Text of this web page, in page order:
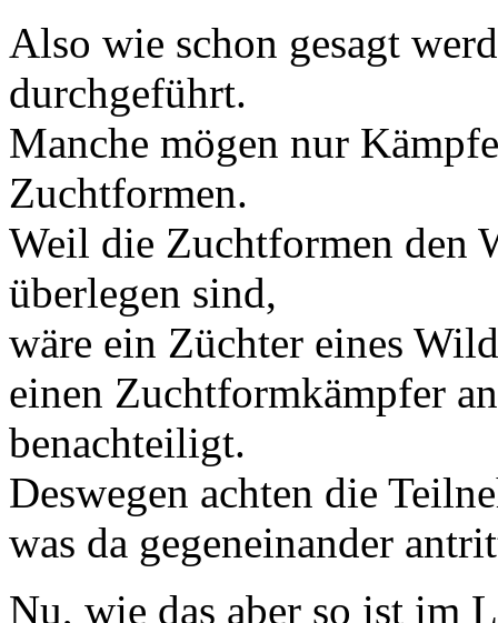
Also wie schon gesagt
durchgeführt.
Manche mögen nur
Zuchtformen.
Weil die Zuchtformen den
überlegen sind,
wäre ein Züchter eines
einen Zuchtformkämpfer
benachteiligt.
Deswegen achten die
was da gegeneinander
Nu, wie das aber so ist im